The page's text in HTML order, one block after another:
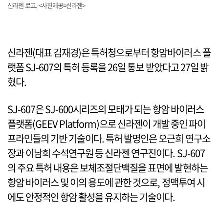
신라젠 로고. <사진제공=신라젠>
신라젠(대표 김재경)은 특허청으로부터 항암바이러스 플
랫폼 SJ-607의 특허 등록을 26일 통보 받았다고 27일 밝
혔다.
SJ-607은 SJ-600시리즈의 모태가 되는 항암 바이러스
플랫폼(GEEV Platform)으로 신라젠이 개발 중인 파이
프라인들의 기반 기술이다. 특허 발명인은 오근희 연구소
장과 이남희 수석연구원 등 신라젠 연구진이다. SJ-607
의 주요 특허 내용은 보체조절단백질을 표면에 발현하는
항암 바이러스 및 이의 용도에 관한 것으로, 정맥투여 시
에도 안정적인 항암 활성을 유지하는 기술이다.